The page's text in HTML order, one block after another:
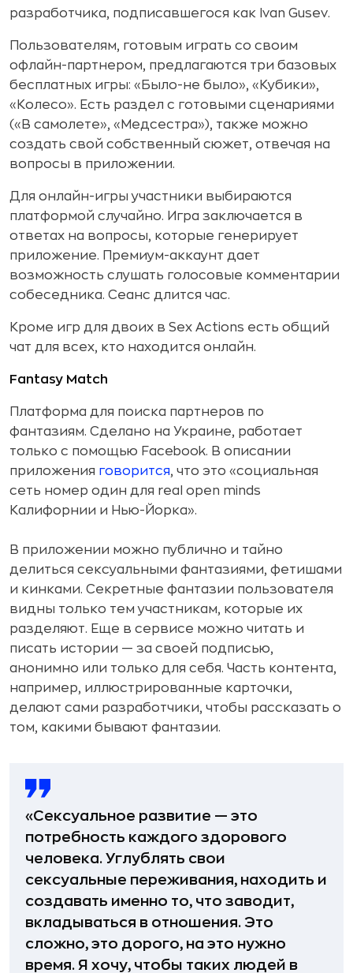
разработчика, подписавшегося как Ivan Gusev.
Пользователям, готовым играть со своим
офлайн-партнером, предлагаются три базовых
бесплатных игры: «Было-не было», «Кубики»,
«Колесо». Есть раздел с готовыми сценариями
(«В самолете», «Медсестра»), также можно
создать свой собственный сюжет, отвечая на
вопросы в приложении.
Для онлайн-игры участники выбираются
платформой случайно. Игра заключается в
ответах на вопросы, которые генерирует
приложение. Премиум-аккаунт дает
возможность слушать голосовые комментарии
собеседника. Сеанс длится час.
Кроме игр для двоих в Sex Actions есть общий
чат для всех, кто находится онлайн.
Fantasy Match
Платформа для поиска партнеров по
фантазиям. Сделано на Украине, работает
только с помощью Facebook. В описании
приложения говорится, что это «социальная
сеть номер один для real open minds
Калифорнии и Нью-Йорка».
В приложении можно публично и тайно
делиться сексуальными фантазиями, фетишами
и кинками. Секретные фантазии пользователя
видны только тем участникам, которые их
разделяют. Еще в сервисе можно читать и
писать истории — за своей подписью,
анонимно или только для себя. Часть контента,
например, иллюстрированные карточки,
делают сами разработчики, чтобы рассказать о
том, какими бывают фантазии.
«Сексуальное развитие — это
потребность каждого здорового
человека. Углублять свои
сексуальные переживания, находить и
создавать именно то, что заводит,
вкладываться в отношения. Это
сложно, это дорого, на это нужно
время. Я хочу, чтобы таких людей в